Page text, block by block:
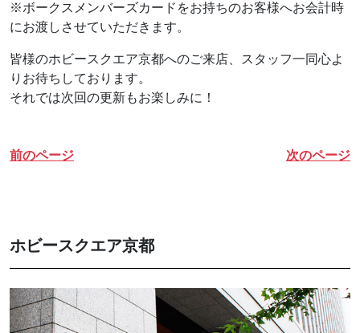
※ボークスメンバーズカードをお持ちのお客様へお会計時
にお渡しさせていただきます。
皆様のホビースクエア京都へのご来店、スタッフ一同心よ
りお待ちしております。
それでは次回の更新もお楽しみに！
前のページ 次のページ
ホビースクエア京都